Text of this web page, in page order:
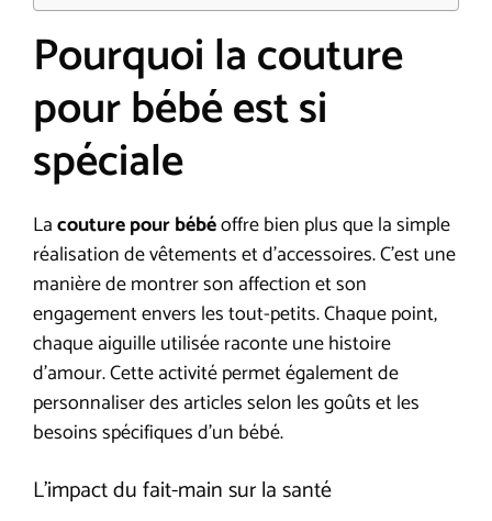
Pourquoi la couture
pour bébé est si
spéciale
Lacouture pour bébéoffre bien plus que la simple
réalisation de vêtements et d’accessoires. C’est une
manière de montrer son affection et son
engagement envers les tout-petits. Chaque point,
chaque aiguille utilisée raconte une histoire
d’amour. Cette activité permet également de
personnaliser des articles selon les goûts et les
besoins spécifiques d’un bébé.
L’impact du fait-main sur la santé